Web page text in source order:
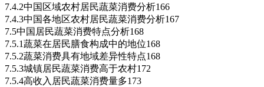
7.4.2中国区域农村居民蔬菜消费分析166
7.4.3中国各地区农村居民蔬菜消费分析167
7.5中国居民蔬菜消费特点分析168
7.5.1蔬菜在居民膳食构成中的地位168
7.5.2蔬菜消费具有地域差异性特点168
7.5.3城镇居民蔬菜消费高于农村172
7.5.4高收入居民蔬菜消费量多173